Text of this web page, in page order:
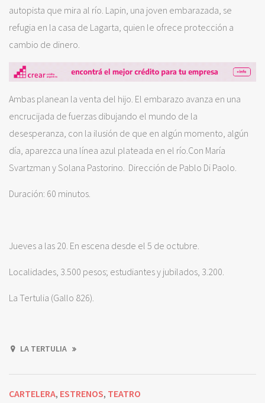
autopista que mira al río. Lapin, una joven embarazada, se
refugia en la casa de Lagarta, quien le ofrece protección a
cambio de dinero.
Ambas planean la venta del hijo. El embarazo avanza en una
encrucijada de fuerzas dibujando el mundo de la
desesperanza, con la ilusión de que en algún momento, algún
día, aparezca una línea azul plateada en el río.Con María
Svartzman y Solana Pastorino. Dirección de Pablo Di Paolo.
Duración: 60 minutos.
Jueves a las 20. En escena desde el 5 de octubre.
Localidades, 3.500 pesos; estudiantes y jubilados, 3.200.
La Tertulia (Gallo 826).
LA TERTULIA
CARTELERA, ESTRENOS, TEATRO